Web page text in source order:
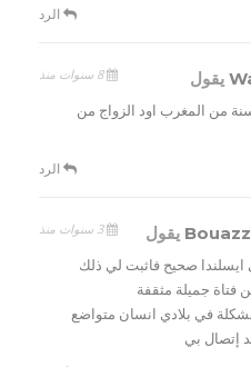
الرد
يقول 8 سنوات منذ
وليد بن يحيى 23 سنة من المغرب اود الزواج من
الرد
يقول 3 سنوات منذ
صحيح فاثبت لي ذلك
فتاة جميلة مثقفة
في بلادي انسان متواضع
إتصال بي